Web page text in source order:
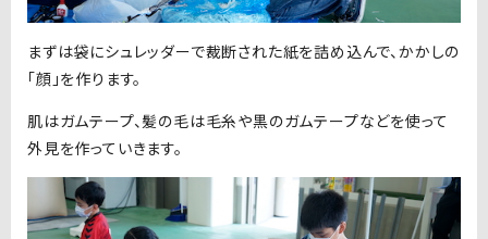
まずは袋にシュレッダーで裁断された紙を詰め込んで、かかしの
「顔」を作ります。
肌はガムテープ、髪の毛は毛糸や黒のガムテープなどを使って
外見を作っていきます。